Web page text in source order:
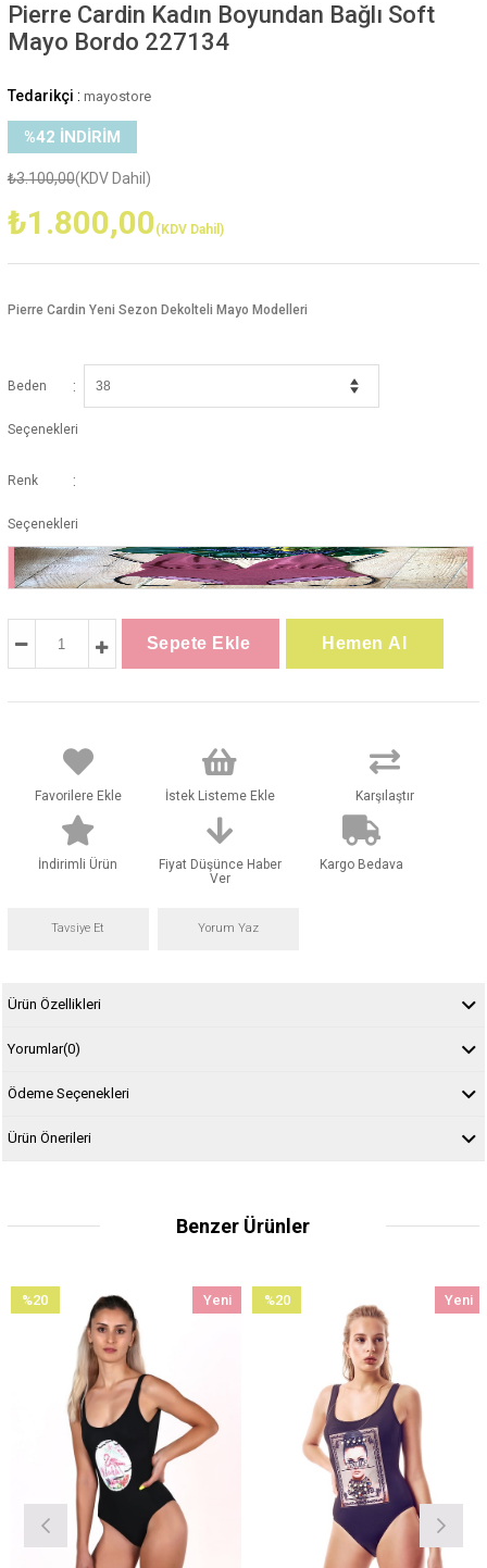
Pierre Cardin Kadın Boyundan Bağlı Soft
Mayo Bordo 227134
Tedarikçi : mayostore
%42 İNDIRIM
₺3.100,00(KDV Dahil)
₺1.800,00(KDV Dahil)
Pierre Cardin Yeni Sezon Dekolteli Mayo Modelleri
Beden
Seçenekleri
:
Renk
Seçenekleri
:
Favorilere Ekle İstek Listeme Ekle Karşılaştır
İndirimli Ürün
Fiyat Düşünce Haber
Ver
Kargo Bedava
Tavsiye Et Yorum Yaz
Ürün Özellikleri
Yorumlar(0)
Ödeme Seçenekleri
Ürün Önerileri
Benzer Ürünler
%20
Yeni
%20
Yeni